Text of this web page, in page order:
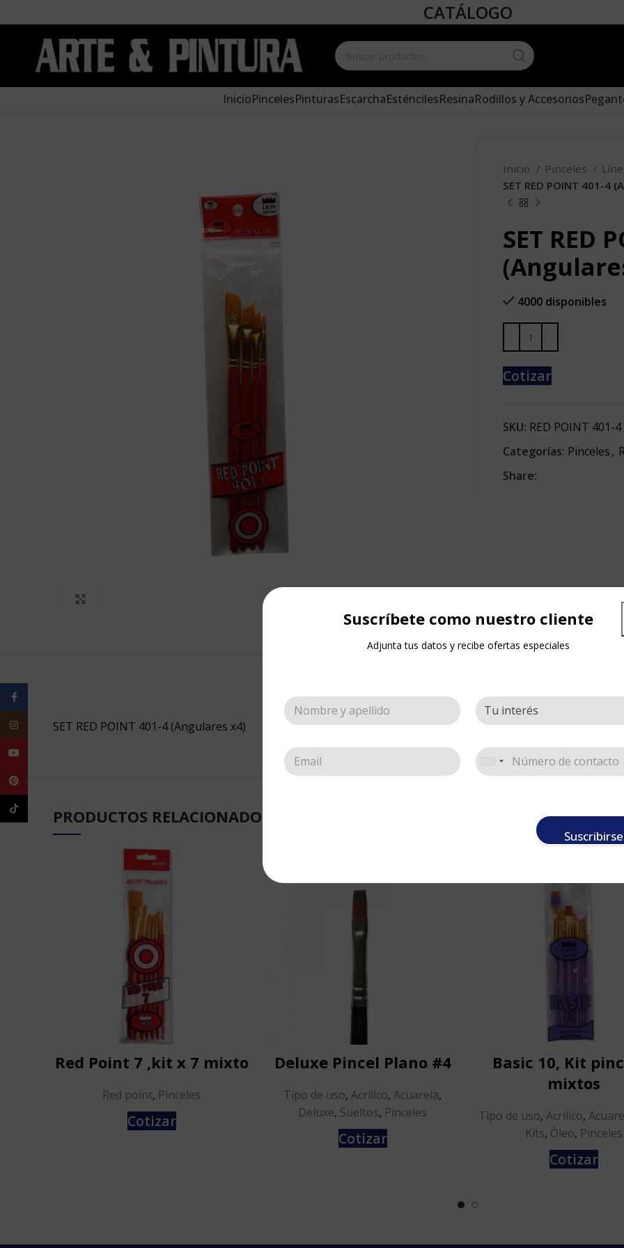
Suscríbete como nuestro cliente
Adjunta tus datos y recibe ofertas especiales
Suscribirse
CATÁLOGO
InicioPincelesPinturasEscarchaEsténcilesResinaRodillos y Accesorios
Inicio Pinceles
SET RED POINT 401-4
SET RED
4000 disponibles
Cotizar
SKU: RED POINT 401-4
Categorías: Pinceles,
Share:
SET RED POINT 401-4 (Angulares x4)
PRODUCTOS RELACIONADOS
Red Point 7 ,kit x 7 mixto
Red point, Pinceles
Cotizar
Deluxe Pincel Plano #4
Tipo de uso, Acrílico, Acuarela,
Deluxe, Sueltos, Pinceles
Cotizar
Basic 10, Kit
mixtos
Tipo de uso, Acrílico,
Kits, Óleo, Pinceles
Cotizar
Instagram